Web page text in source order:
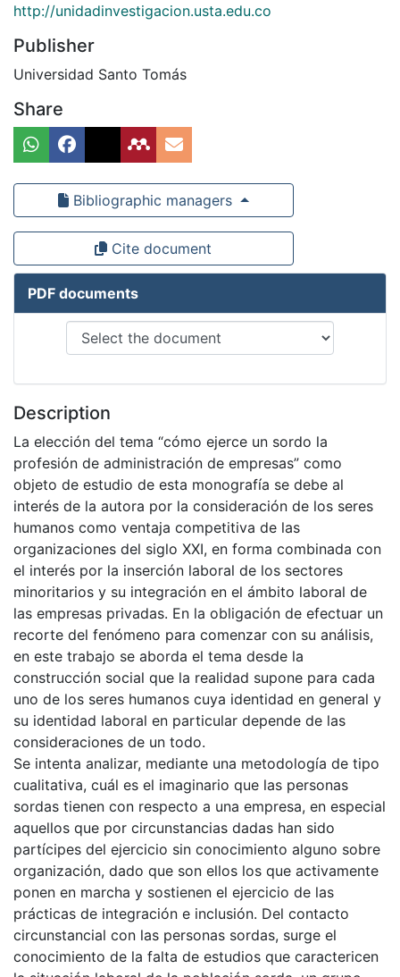
http://unidadinvestigacion.usta.edu.co
Publisher
Universidad Santo Tomás
Share
Bibliographic managers
Cite document
PDF documents
Description
La elección del tema “cómo ejerce un sordo la
profesión de administración de empresas” como
objeto de estudio de esta monografía se debe al
interés de la autora por la consideración de los seres
humanos como ventaja competitiva de las
organizaciones del siglo XXI, en forma combinada con
el interés por la inserción laboral de los sectores
minoritarios y su integración en el ámbito laboral de
las empresas privadas. En la obligación de efectuar un
recorte del fenómeno para comenzar con su análisis,
en este trabajo se aborda el tema desde la
construcción social que la realidad supone para cada
uno de los seres humanos cuya identidad en general y
su identidad laboral en particular depende de las
consideraciones de un todo.
Se intenta analizar, mediante una metodología de tipo
cualitativa, cuál es el imaginario que las personas
sordas tienen con respecto a una empresa, en especial
aquellos que por circunstancias dadas han sido
partícipes del ejercicio sin conocimiento alguno sobre
organización, dado que son ellos los que activamente
ponen en marcha y sostienen el ejercicio de las
prácticas de integración e inclusión. Del contacto
circunstancial con las personas sordas, surge el
conocimiento de la falta de estudios que caractericen